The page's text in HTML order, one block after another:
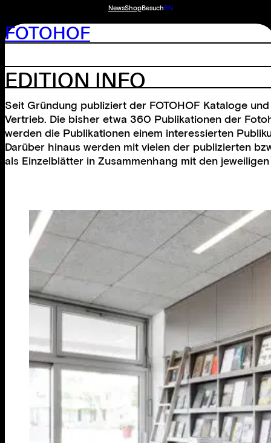
NewsShopBesuchEN
FOTOHOF
EDITION INFO
Seit Gründung publiziert der FOTOHOF Kataloge
Vertrieb. Die bisher etwa 360 Publikationen der
werden die Publikationen einem interessierten
Darüber hinaus werden mit vielen der publizierten
als Einzelblätter in Zusammenhang mit den